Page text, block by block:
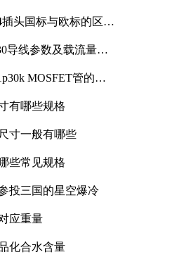
插头国标与欧标的区别
导线参数及载流量解
MOSFET管的合
有哪些规格
寸一般有哪些
些常见规格
投三国的星空爆冷
应重量
化合水含量